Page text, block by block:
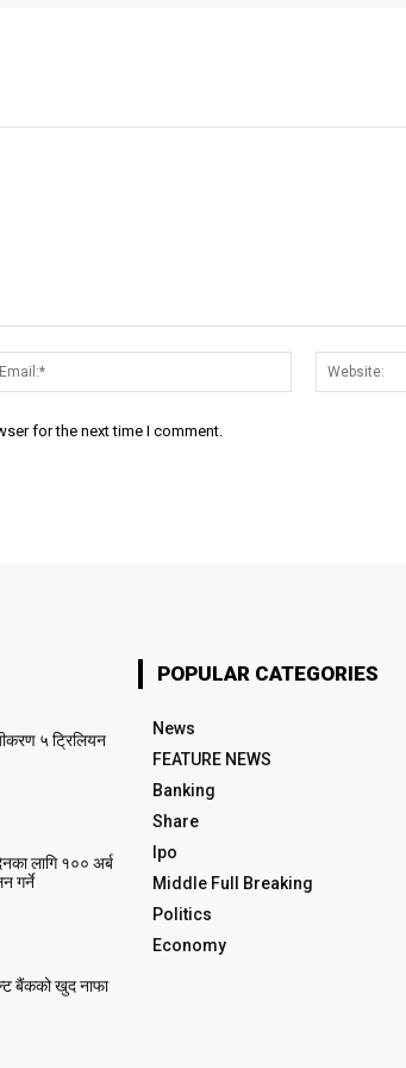
Email:*
for the next time I comment.
५ ट्रिलियन
लागि १०० अर्ब
गर्ने
बैंकको खुद नाफा
POPULAR CATEGORIES
News
FEATURE NEWS
Banking
Share
Ipo
Middle Full Breaking
Politics
Economy